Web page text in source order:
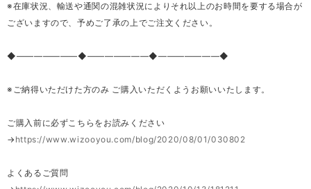
※在庫状況、輸送や通関の混雑状況によりそれ以上のお時間を要する場合が
ございますので、予めご了承の上でご注文ください。
◆―――――――◆―――――――◆―――――――◆
※ご納得いただけた方のみ ご購入いただくようお願いいたします。
ご購入前に必ずこちらをお読みください
→ https://www.wizooyou.com/blog/2020/08/01/030802
よくあるご質問